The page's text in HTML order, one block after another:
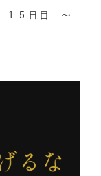
１５日目 ～